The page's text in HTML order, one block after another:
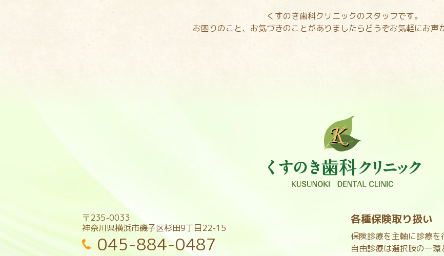
くすのき歯科クリニックのスタッフです。
お困りのこと、お気づきのことがありましたらどうぞお気軽にお声
〒235-0033
神奈川県横浜市磯子区杉田9丁目22-15
045-884-0487
各種保険取り扱い
保険診療を主軸に診療を
自由診療は選択肢の一環